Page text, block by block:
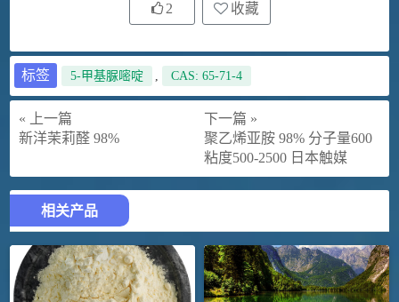
2 收藏
标签 5-甲基脲嘧啶 , CAS: 65-71-4
« 上一篇
新洋茉莉醛 98%
下一篇 »
聚乙烯亚胺 98% 分子量600
粘度500-2500 日本触媒
相关产品